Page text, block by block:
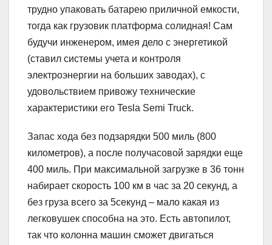
трудно упаковать батарею приличной емкости,
тогда как грузовик платформа солидная! Сам
будучи инженером, имея дело с энергетикой
(ставил системы учета и контроля
электроэнергии на больших заводах), с
удовольствием привожу технические
характеристики его Tesla Semi Truck.
Запас хода без подзарядки 500 миль (800
километров), а после получасовой зарядки еще
400 миль. При максимальной загрузке в 36 тонн
набирает скорость 100 км в час за 20 секунд, а
без груза всего за 5секунд – мало какая из
легковушек способна на это. Есть автопилот,
так что колонна машин сможет двигаться